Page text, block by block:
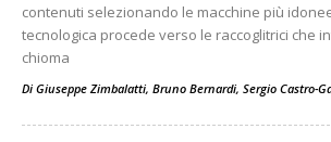
contenuti selezionando le macchine più
tecnologica procede verso le raccoglitrici che
chioma
Di Giuseppe Zimbalatti, Bruno Bernardi, Sergio Castro-